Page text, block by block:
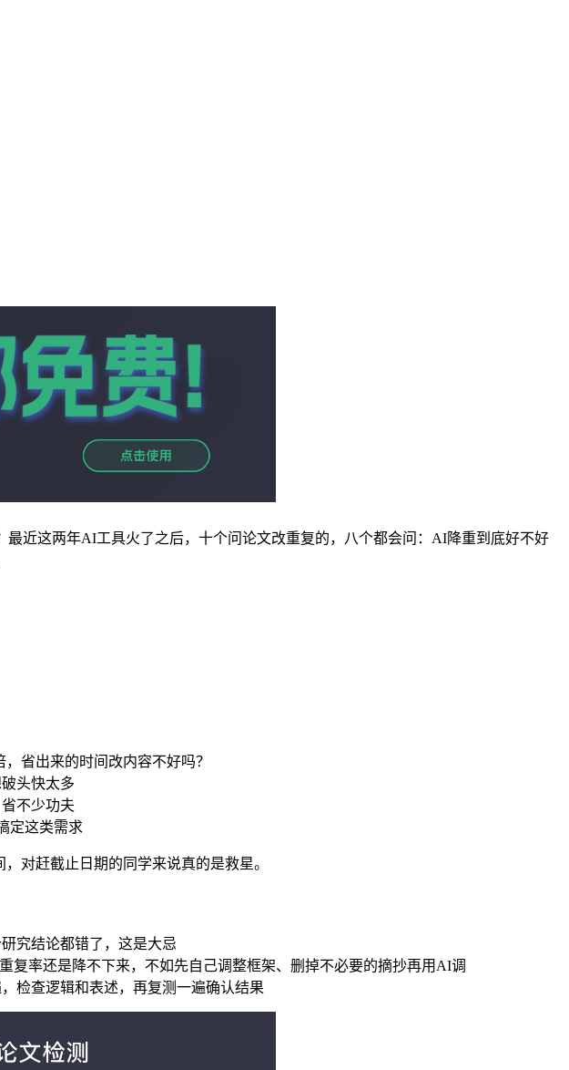
近这两年AI工具火了之后，十个问论文改重复的，八个都会问：AI降重到底好不好
省出来的时间改内容不好吗？
头快太多
不少功夫
定这类需求
对赶截止日期的同学来说真的是救星。
究结论都错了，这是大忌
复率还是降不下来，不如先自己调整框架、删掉不必要的摘抄再用AI调
检查逻辑和表述，再复测一遍确认结果